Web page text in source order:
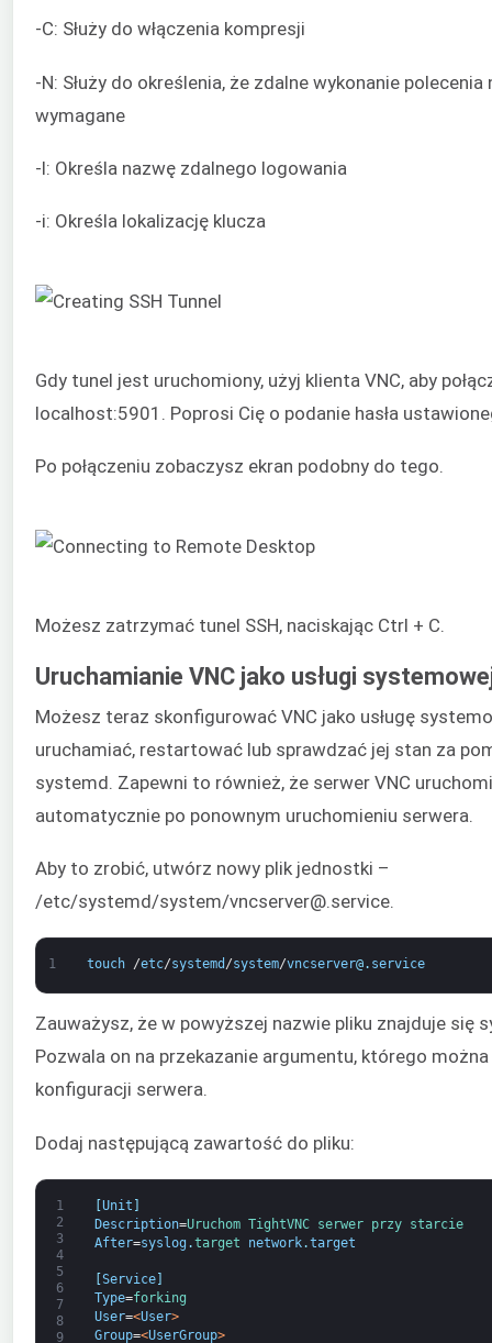
-C: Służy do włączenia kompresji
-N: Służy do określenia, że zdalne wykonanie polecenia
wymagane
-l: Określa nazwę zdalnego logowania
-i: Określa lokalizację klucza
Gdy tunel jest uruchomiony, użyj klienta VNC, aby
localhost:5901. Poprosi Cię o podanie hasła
Po połączeniu zobaczysz ekran podobny do tego.
Możesz zatrzymać tunel SSH, naciskając Ctrl + C.
Uruchamianie VNC jako usługi
Możesz teraz skonfigurować VNC jako usługę
uruchamiać, restartować lub sprawdzać jej stan za
systemd. Zapewni to również, że serwer VNC
automatycznie po ponownym uruchomieniu serwera.
Aby to zrobić, utwórz nowy plik jednostki –
/etc/systemd/system/vncserver@.service.
1 touch /etc/systemd /system/vncserver@. service
Zauważysz, że w powyższej nazwie pliku znajduje się
Pozwala on na przekazanie argumentu, którego
konfiguracji serwera.
Dodaj następującą zawartość do pliku:
1
2
3
4
5
6
7
8
9
Unit
Description=Uruchom TightVNC serwer przy starcie
After=syslog .target network.target
Service]
Type=forking
User=<User>
Group=<UserGroup>